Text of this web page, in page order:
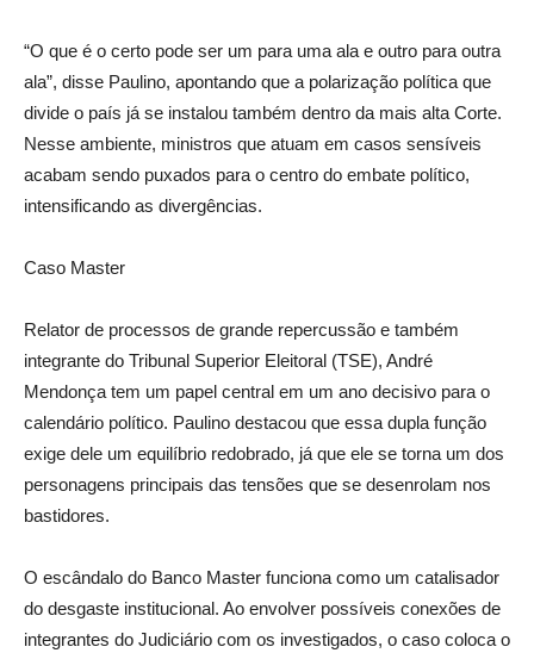
“O que é o certo pode ser um para uma ala e outro para outra
ala”, disse Paulino, apontando que a polarização política que
divide o país já se instalou também dentro da mais alta Corte.
Nesse ambiente, ministros que atuam em casos sensíveis
acabam sendo puxados para o centro do embate político,
intensificando as divergências.
Caso Master
Relator de processos de grande repercussão e também
integrante do Tribunal Superior Eleitoral (TSE), André
Mendonça tem um papel central em um ano decisivo para o
calendário político. Paulino destacou que essa dupla função
exige dele um equilíbrio redobrado, já que ele se torna um dos
personagens principais das tensões que se desenrolam nos
bastidores.
O escândalo do Banco Master funciona como um catalisador
do desgaste institucional. Ao envolver possíveis conexões de
integrantes do Judiciário com os investigados, o caso coloca o